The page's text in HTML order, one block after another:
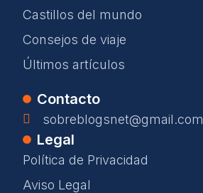
Castillos del mundo
Consejos de viaje
Últimos artículos
Contacto
sobreblogsnet@gmail.com
Legal
Política de Privacidad
Aviso Legal